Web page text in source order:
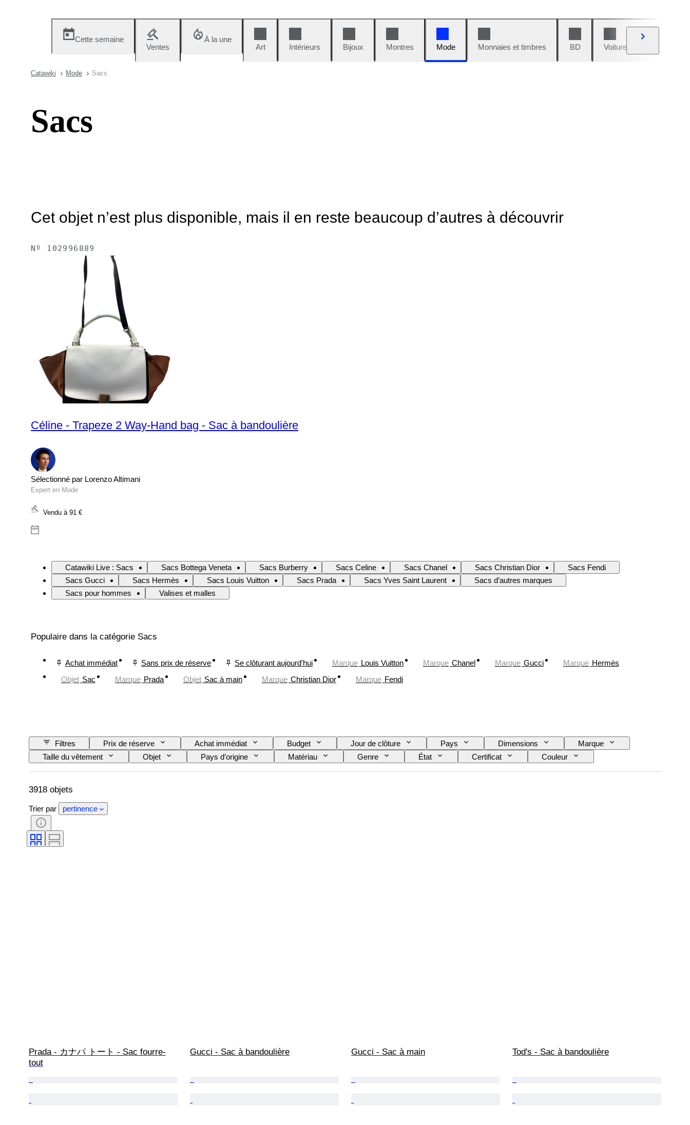
Cette semaine
Ventes
À la une
Art
Intérieurs Bijoux Montres Mode Monnaies et timbres BD Voitures et motos
Catawiki Mode Sacs
Sacs
Cet objet n’est plus disponible, mais il en reste beaucoup d’autres à découvrir
Nº 102996889
Céline - Trapeze 2 Way-Hand bag - Sac à bandoulière
Sélectionné par Lorenzo Altimani
Expert en Mode
Vendu à 91 €
Catawiki Live : Sacs Sacs Bottega Veneta Sacs Burberry Sacs Celine Sacs Chanel Sacs Christian Dior
Sacs Fendi
Sacs Gucci
Sacs Hermès Sacs Louis Vuitton Sacs Prada Sacs Yves Saint Laurent
Sacs d’autres marques
Sacs pour hommes
Valises et malles
Populaire dans la catégorie Sacs
Achat immédiat Sans prix de réserve Se clôturant aujourd'hui Marque Louis Vuitton Marque Chanel Marque Gucci Marque Hermès
Objet Sac Marque Prada Objet Sac à main Marque Christian Dior Marque Fendi
Filtres Prix de réserve Achat immédiat Budget Jour de clôture Pays Dimensions
Marque
Taille du vêtement
Objet Pays d’origine Matériau Genre État Certificat
Couleur
Accessoires inclus
Motif Taille de l’article Époque Modèle Pointure
3918 objets
Trier par pertinence
Prada - カナパ トート - Sac fourre-
tout
Gucci - Sac à bandoulière Gucci - Sac à main Tod's - Sac à bandoulière